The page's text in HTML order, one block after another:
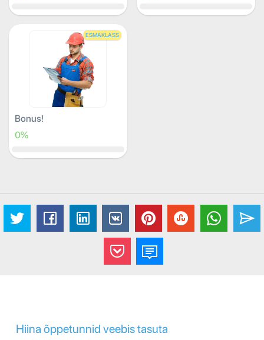
ESMAKLASS
Bonus!
0%
Hiina õppetunnid veebis tasuta